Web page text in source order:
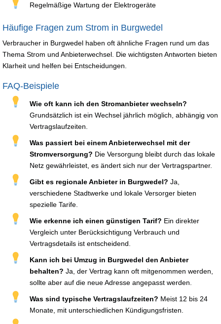
Regelmäßige Wartung der Elektrogeräte
Häufige Fragen zum Strom in Burgwedel
Verbraucher in Burgwedel haben oft ähnliche Fragen rund um das
Thema Strom und Anbieterwechsel. Die wichtigsten Antworten bieten
Klarheit und helfen bei Entscheidungen.
FAQ-Beispiele
Wie oft kann ich den Stromanbieter wechseln?
Grundsätzlich ist ein Wechsel jährlich möglich, abhängig von
Vertragslaufzeiten.
Was passiert bei einem Anbieterwechsel mit der
Stromversorgung? Die Versorgung bleibt durch das lokale
Netz gewährleistet, es ändert sich nur der Vertragspartner.
Gibt es regionale Anbieter in Burgwedel? Ja,
verschiedene Stadtwerke und lokale Versorger bieten
spezielle Tarife.
Wie erkenne ich einen günstigen Tarif? Ein direkter
Vergleich unter Berücksichtigung Verbrauch und
Vertragsdetails ist entscheidend.
Kann ich bei Umzug in Burgwedel den Anbieter
behalten? Ja, der Vertrag kann oft mitgenommen werden,
sollte aber auf die neue Adresse angepasst werden.
Was sind typische Vertragslaufzeiten? Meist 12 bis 24
Monate, mit unterschiedlichen Kündigungsfristen.